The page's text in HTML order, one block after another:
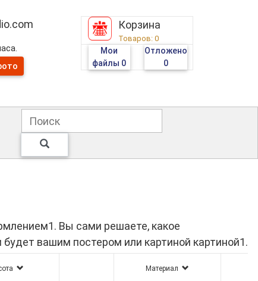
Корзина
Товаров:0
Мои
файлы 0
Отложено
0
Вы сами решаете, какое
вашим постером или картиной картиной1.
Материал